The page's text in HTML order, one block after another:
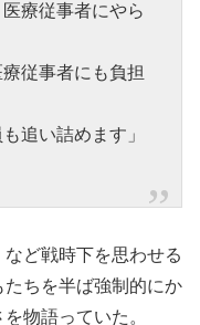
療従事者にやら
従事者にも負担
追い詰めます」
など戦時下を思わせる
ちを半ば強制的にか
物語っていた。